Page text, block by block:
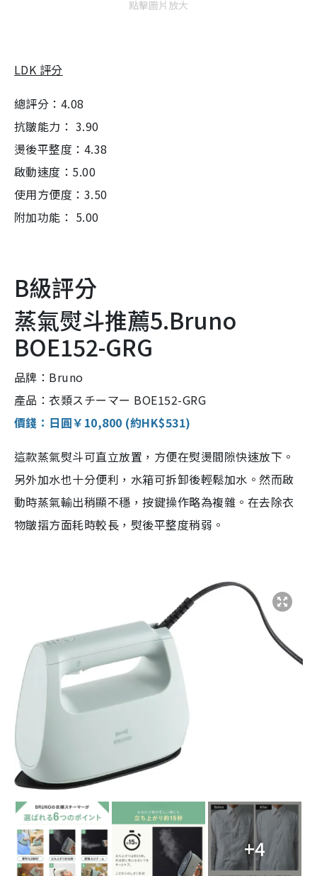
點擊圖片放大
LDK 評分
總評分：4.08
抗皺能力： 3.90
燙後平整度：4.38
啟動速度：5.00
使用方便度：3.50
附加功能： 5.00
B級評分
蒸氣熨斗推薦5.Bruno
BOE152-GRG
品牌：Bruno
產品：衣類スチーマー BOE152-GRG
價錢：日圓￥10,800 (約HK$531)
這款蒸氣熨斗可直立放置，方便在熨燙間隙快速放下。
另外加水也十分便利，水箱可拆卸後輕鬆加水。然而啟
動時蒸氣輸出稍顯不穩，按鍵操作略為複雜。在去除衣
物皺摺方面耗時較長，熨後平整度稍弱。
+4